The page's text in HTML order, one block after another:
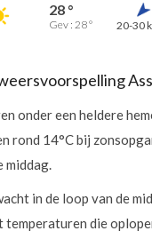
28 °
Gev : 28 ° 20-30
onder een heldere
rond 14°C bij
middag.
in de loop van de
temperaturen die